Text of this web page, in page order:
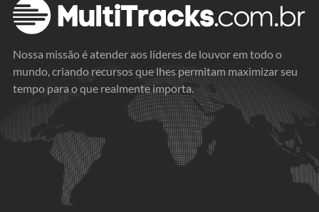
Nossa missão é atender aos líderes de louvor em todo o
mundo, criando recursos que lhes permitam maximizar seu
tempo para o que realmente importa.